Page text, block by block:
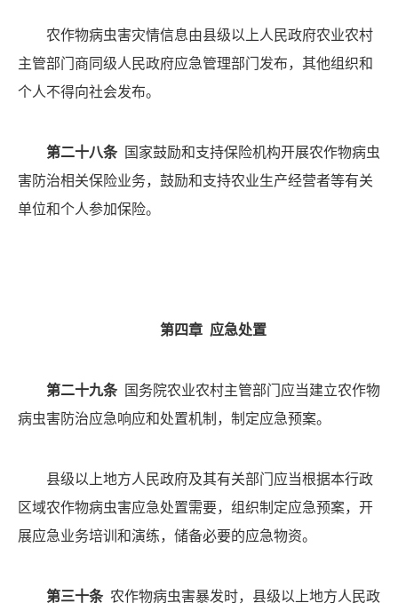
农作物病虫害灾情信息由县级以上人民政府农业农村
主管部门商同级人民政府应急管理部门发布，其他组织和
个人不得向社会发布。
第二十八条
国家鼓励和支持保险机构开展农作物病虫
害防治相关保险业务，鼓励和支持农业生产经营者等有关
单位和个人参加保险。
第四章 应急处置
第二十九条
国务院农业农村主管部门应当建立农作物
病虫害防治应急响应和处置机制，制定应急预案。
县级以上地方人民政府及其有关部门应当根据本行政
区域农作物病虫害应急处置需要，组织制定应急预案，开
展应急业务培训和演练，储备必要的应急物资。
第三十条 农作物病虫害暴发时，县级以上地方人民政